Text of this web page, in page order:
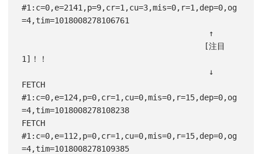
#1:c=0,e=2141,p=9,cr=1,cu=3,mis=0,r=1,dep=0,og
=4,tim=1018008278106761
1]！！
FETCH
#1:c=0,e=124,p=0,cr=1,cu=0,mis=0,r=15,dep=0,og
=4,tim=1018008278108238
FETCH
#1:c=0,e=112,p=0,cr=1,cu=0,mis=0,r=15,dep=0,og
=4,tim=1018008278109385